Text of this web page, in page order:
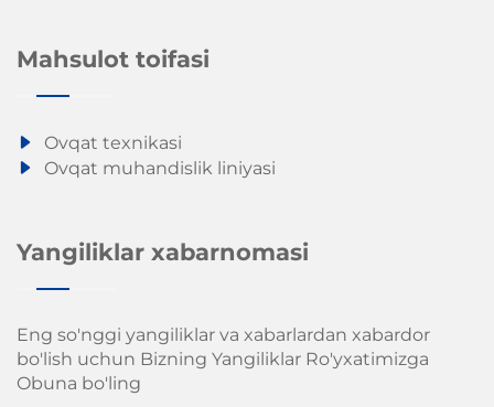
Mahsulot toifasi
Ovqat texnikasi
Ovqat muhandislik liniyasi
Yangiliklar xabarnomasi
Eng so'nggi yangiliklar va xabarlardan xabardor
bo'lish uchun Bizning Yangiliklar Ro'yxatimizga
Obuna bo'ling